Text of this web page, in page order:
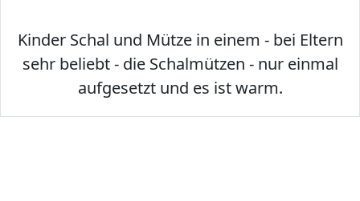
Kinder Schal und Mütze in einem - bei Eltern
sehr beliebt - die Schalmützen - nur einmal
aufgesetzt und es ist warm.